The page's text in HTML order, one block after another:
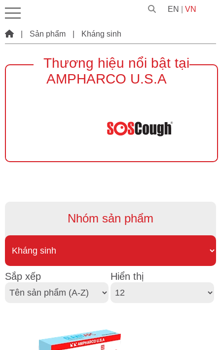
EN VN
Sản phẩm Kháng sinh
Thương hiệu nổi bật tại
AMPHARCO U.S.A
Nhóm sản phẩm
Sắp xếp Hiển thị